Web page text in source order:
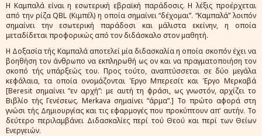
Η Καμπαλά είναι η εσωτερική εβραϊκή παράδοσις. Η λέξις προέρχεται
από την ρίζα QBL (Κιμπέλ) η οποία σημαίνει “δέχομαι”. “Καμπαλά” λοιπόν
σημαίνει την εσωτερική παράδοσι και μάλιστα εκείνην, η οποία
μεταδίδεται προφορικώς από τον διδάσκαλο στον μαθητή.
Η Δοξασία τής Καμπαλά αποτελεί μία διδασκαλία η οποία σκοπόν έχει να
βοηθήση τον άνθρωπο να εκπληρωθή ως ον και να πραγματοποιήση τον
σκοπό τής υπάρξεώς του. Προς τούτο, αναπτύσσεται σε δύο μεγάλα
κεφάλαια, τα οποία ονομάζονται Έργο Μπερεσίτ και Έργο Μερκαβά
[Beresit σημαίνει “εν αρχή”: με αυτή τη φράσι, ως γνωστόν, αρχίζει το
Βιβλίο τής Γενέσεως. Merkava σημαίνει “άρμα”.] Το πρώτο αφορά στη
γνώσι τής Δημιουργίας και τις εφαρμογές που προκύπτουν απ' αυτήν. Το
δεύτερο περιλαμβάνει Διδασκαλίες περί τού Θεού και περί των Θείων
Ενεργειών.